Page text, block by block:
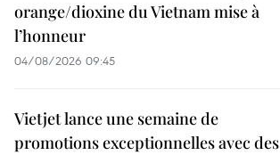
orange/dioxine du Vietnam mise à
l’honneur
04/08/2026 09:45
Vietjet lance une semaine de
promotions exceptionnelles avec des